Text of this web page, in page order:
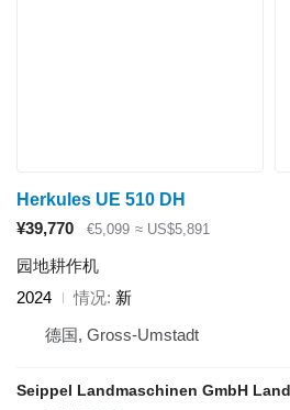
Herkules UE 510 DH
¥39,770
€5,099 ≈ US$5,891
园地耕作机
2024
情况 新
德国, Gross-Umstadt